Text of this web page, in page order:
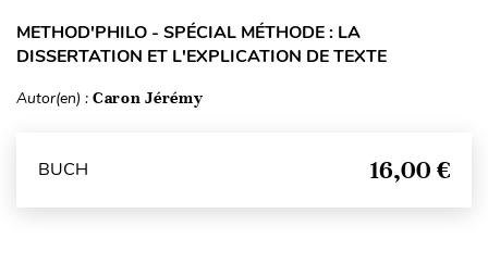
METHOD'PHILO - SPÉCIAL MÉTHODE : LA
DISSERTATION ET L'EXPLICATION DE TEXTE
Autor(en) : Caron Jérémy
BUCH 16,00 €